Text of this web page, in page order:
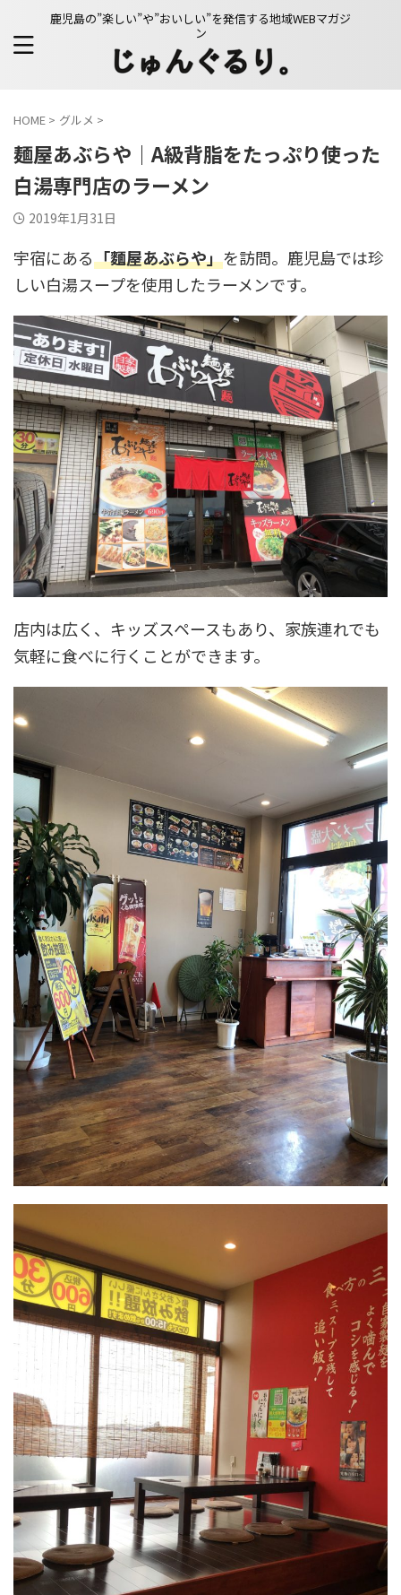
鹿児島の”楽しい”や”おいしい”を発信する地域WEBマガジ
ン
HOME > グルメ >
麺屋あぶらや｜A級背脂をたっぷり使った
白湯専門店のラーメン
2019年1月31日
宇宿にある「麵屋あぶらや」を訪問。鹿児島では珍
しい白湯スープを使用したラーメンです。
店内は広く、キッズスペースもあり、家族連れでも
気軽に食べに行くことができます。